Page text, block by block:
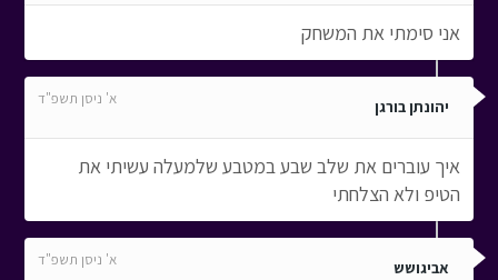
אני סימתי את המשחק
יהונתן בורגן א' ניסן תשפ"ד
איך עוברים את שלב שבע במטבע שלמעלה עשיתי את
הטיפ ולא הצלחתי
אביגושש א' ניסן תשפ"ד